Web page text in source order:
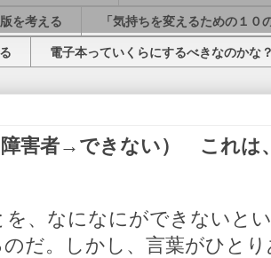
を考える 「気持ちを変えるための１
電子本っていくらにするべきなのかな？
障害者→できない） これは
、なになにができないと
だ。しかし、言葉がひとり